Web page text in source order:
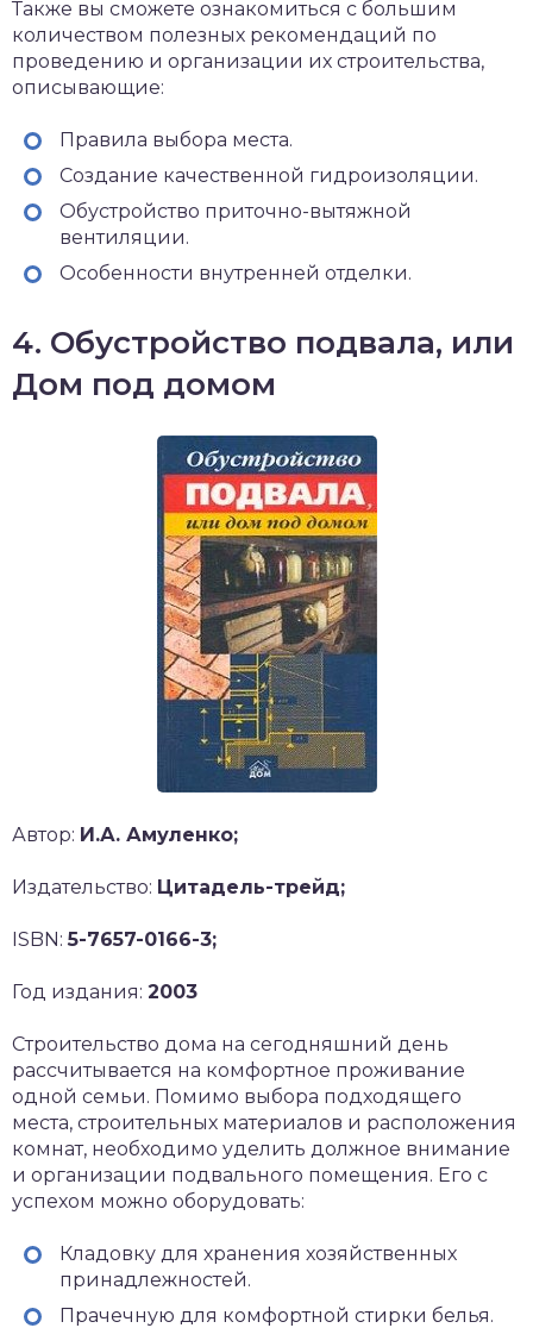
Также вы сможете ознакомиться с большим
количеством полезных рекомендаций по
проведению и организации их строительства,
описывающие:
Правила выбора места.
Создание качественной гидроизоляции.
Обустройство приточно-вытяжной
вентиляции.
Особенности внутренней отделки.
4. Обустройство подвала, или
Дом под домом
Автор: И.А. Амуленко;
Издательство: Цитадель-трейд;
ISBN:5-7657-0166-3;
Год издания: 2003
Строительство дома на сегодняшний день
рассчитывается на комфортное проживание
одной семьи. Помимо выбора подходящего
места, строительных материалов и расположения
комнат, необходимо уделить должное внимание
и организации подвального помещения. Его с
успехом можно оборудовать:
Кладовку для хранения хозяйственных
принадлежностей.
Прачечную для комфортной стирки белья.